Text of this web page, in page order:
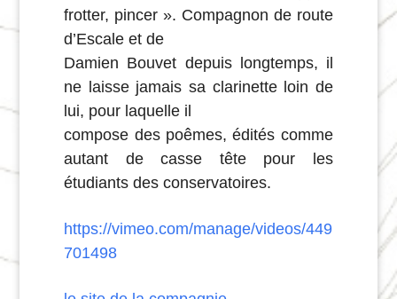
frotter, pincer ». Compagnon de route
d’Escale et de
Damien Bouvet depuis longtemps, il
ne laisse jamais sa clarinette loin de
lui, pour laquelle il
compose des poêmes, édités comme
autant de casse tête pour les
étudiants des conservatoires.
https://vimeo.com/manage/videos/449
701498